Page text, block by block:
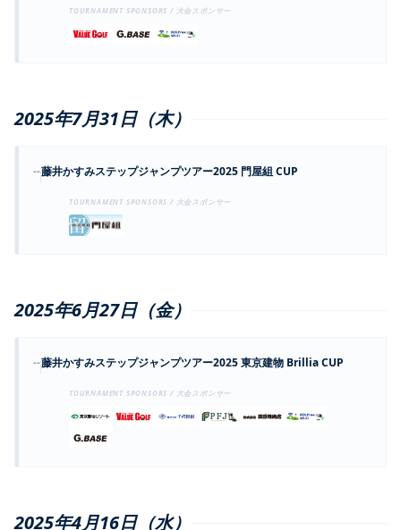
TOURNAMENT SPONSORS / 大会スポンサー
2025年7月31日（木）
--藤井かすみステップジャンプツアー2025 門屋組 CUP
TOURNAMENT SPONSORS / 大会スポンサー
2025年6月27日（金）
--藤井かすみステップジャンプツアー2025 東京建物 Brillia CUP
TOURNAMENT SPONSORS / 大会スポンサー
2025年4月16日（水）